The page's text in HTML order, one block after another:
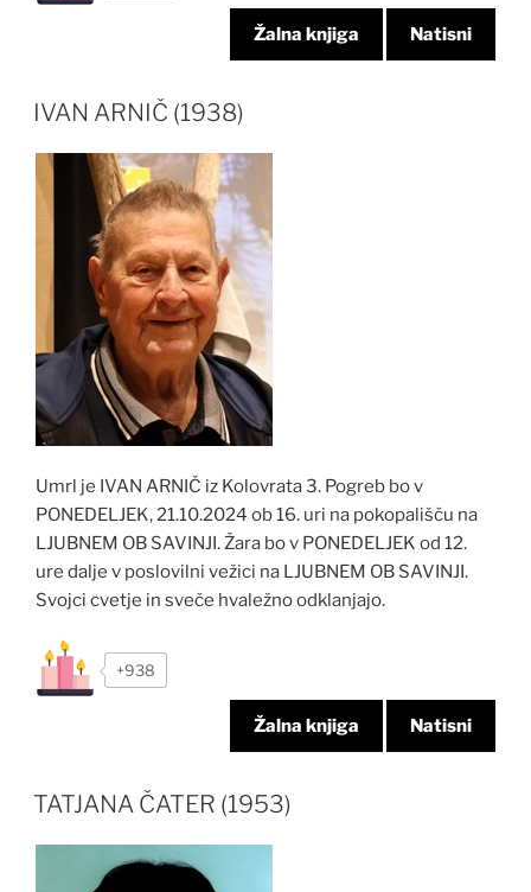
Žalna knjiga Natisni
IVAN ARNIČ (1938)
Umrl je IVAN ARNIČ iz Kolovrata 3. Pogreb bo v
PONEDELJEK, 21.10.2024 ob 16. uri na pokopališču na
LJUBNEM OB SAVINJI. Žara bo v PONEDELJEK od 12.
ure dalje v poslovilni vežici na LJUBNEM OB SAVINJI.
Svojci cvetje in sveče hvaležno odklanjajo.
+938
Žalna knjiga Natisni
TATJANA ČATER (1953)